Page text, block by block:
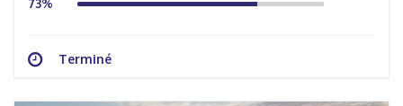
73%
Terminé